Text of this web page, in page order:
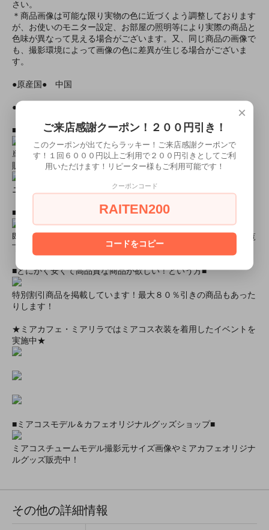
さい。
＊商品画像は可能な限り実物の色に近づくよう調整しております
が、お使いのモニター設定、お部屋の照明等により実際の商品と
色味が異なって見える場合がございます。又、同じ商品の画像で
も、撮影環境によって画像の色に差異が生じる場合がございま
す。
●原産国● 中国
●モデル身長● 星島沙也加/161cm、小川青空/158cm
■おすすめオプション小物類■
単品カチューシャやネコ耳などの小物類（1000円程度より多数
販売中）
ニーハイソックス、タイツなど（500円より多数販売中！）
■すぐに商品が欲しい！！という方■
即日配達商品一覧がございますので、よろしければそちらをご覧
下さいませ。
■とにかく安くて高品質な商品が欲しい！という方■
特別割引商品を掲載しています！最大８０％引きの商品もあった
りします！
★ミアカフェ・ミアリラではミアコス衣装を着用したイベントを
実施中★
■ミアコスモデル＆カフェオリジナルグッズショップ■
ミアコスチュームモデル撮影元サイズ画像やミアカフェオリジナ
ルグッズ販売中！
その他の詳細情報
×
ご来店感謝クーポン！２００円引き！
このクーポンが出てたらラッキー！ご来店感謝クーポンで
す！１回６０００円以上ご利用で２００円引きとしてご利
用いただけます！リピーター様もご利用可能です！
クーポンコード
RAITEN200
コードをコピー